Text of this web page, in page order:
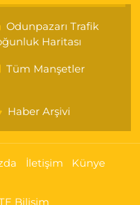
Odunpazarı Trafik
Haritası
Tüm Manşetler
Haber Arşivi
İletişim Künye
Bilişim